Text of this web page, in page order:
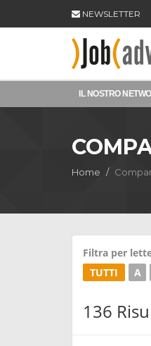
NEWSLETTER
IL NOSTRO
Home
Filtra per
TUTTI
A
136